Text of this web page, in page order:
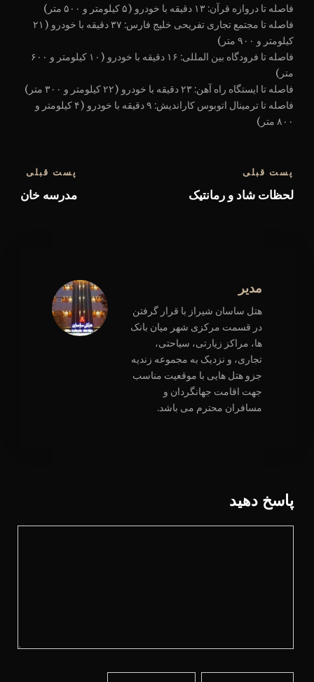
فاصله تا دروازه قرآن: ۱۳ دقیقه با خودرو (۵ کیلومتر و ۵۰۰ متر)
فاصله تا مجتمع تجاری تفریحی خلیج فارس: ۳۷ دقیقه با خودرو (۲۱
کیلومتر و ۹۰۰ متر)
فاصله تا فرودگاه بین المللی: ۱۶ دقیقه با خودرو (۱۰ کیلومتر و ۶۰۰
متر)
فاصله تا ایستگاه راه آهن: ۲۳ دقیقه با‌ خودرو (۲۲ کیلومتر و ۳۰۰ متر)
فاصله تا ترمینال اتوبوس کاراندیش: ۹ دقیقه با‌ خودرو (۴ کیلومتر و
۸۰۰ متر)
پست قبلی
مدرسه خان
پست قبلی
لحظات شاد و رمانتیک
مدیر
هتل ساسان شیراز با قرار گرفتن
در قسمت مرکزی شهر میان بانک
ها، مراکز زیارتی، سیاحتی،
تجاری، و نزدیک به مجموعه زندیه
جزو هتل هایی با موقعیت مناسب
جهت اقامت جهانگردان و
مسافران محترم می باشد.
پاسخ دهید